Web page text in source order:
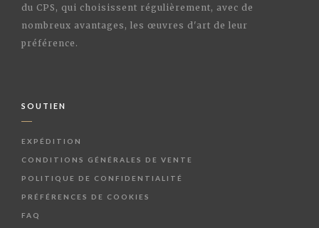
du CPS, qui choisissent régulièrement, avec de
nombreux avantages, les œuvres d'art de leur
préférence.
SOUTIEN
EXPÉDITION
CONDITIONS GÉNÉRALES DE VENTE
POLITIQUE DE CONFIDENTIALITÉ
PRÉFÉRENCES DE COOKIES
FAQ